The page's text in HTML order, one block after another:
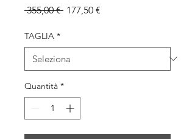
355,00 € Prezzo
177,50 €
TAGLIA *
Quantità *